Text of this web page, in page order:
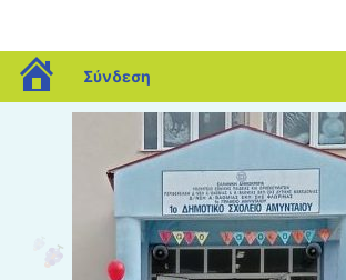
blogs.sch.gr
Σύνδεση